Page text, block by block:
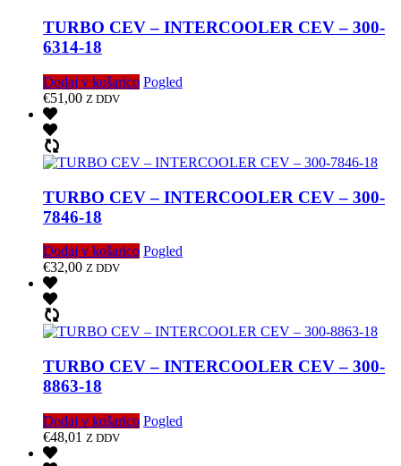
TURBO CEV – INTERCOOLER CEV – 300-
6314-18
Dodaj v košarico Pogled
€51,00 Z DDV
TURBO CEV – INTERCOOLER CEV – 300-
7846-18
Dodaj v košarico Pogled
€32,00 Z DDV
TURBO CEV – INTERCOOLER CEV – 300-
8863-18
Dodaj v košarico Pogled
€48,01 Z DDV